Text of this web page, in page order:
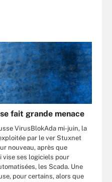
fait grande menace
VirusBlokAda mi-juin, la
par le ver Stuxnet
nouveau, après que
vise ses logiciels pour
les Scada. Une
pour certains, alors que